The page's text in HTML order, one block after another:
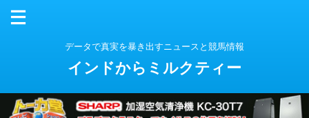
データで真実を暴き出すニュースと競馬情報
インドからミルクティー